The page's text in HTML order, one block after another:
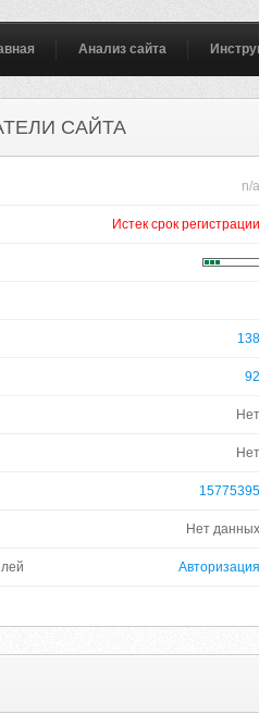
Анализ сайта
САЙТА
n/a
Истек срок регистрации
138
92
Нет
Нет
15775395
Нет данных
Авторизация